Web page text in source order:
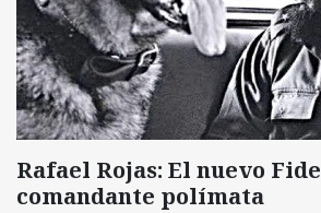
Rafael Rojas: El nuevo
comandante polímata